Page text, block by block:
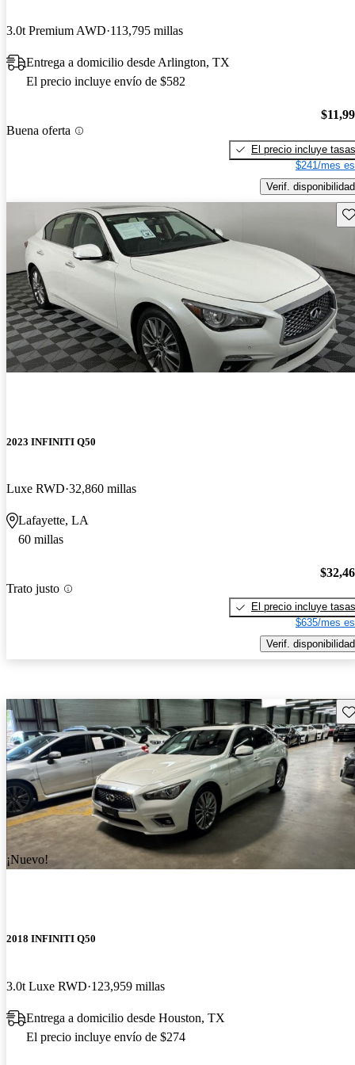
3.0t Premium AWD 113,795 millas
Entrega a domicilio desde Arlington, TX
El precio incluye envío de $582
Buena oferta
El precio incluye tasas
$241/mes
Verif. disponibilidad
2023 INFINITI Q50
Luxe RWD 32,860 millas
Lafayette, LA
60 millas
Trato justo
El precio incluye tasas
$635/mes
Verif. disponibilidad
¡Nuevo!
2018 INFINITI Q50
3.0t Luxe RWD 123,959 millas
Entrega a domicilio desde Houston, TX
El precio incluye envío de $274